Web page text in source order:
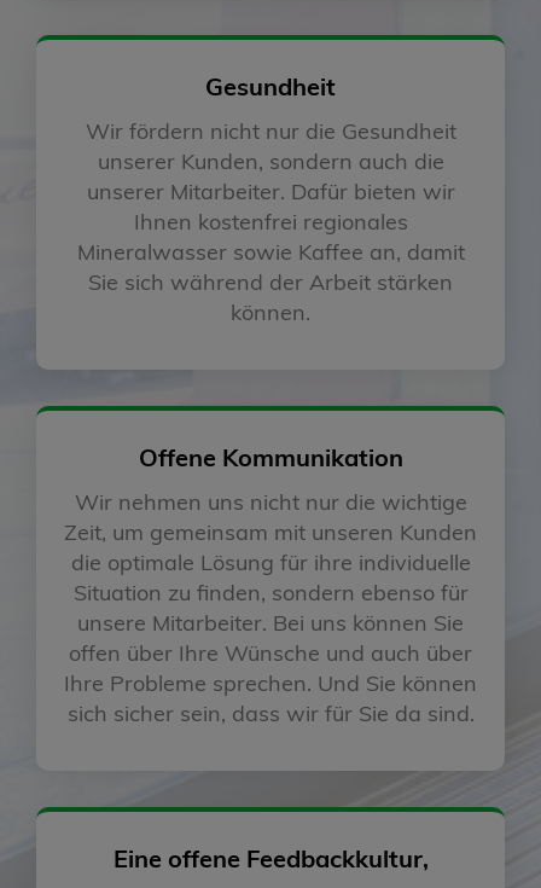
Gesundheit
Wir fördern nicht nur die Gesundheit
unserer Kunden, sondern auch die
unserer Mitarbeiter. Dafür bieten wir
Ihnen kostenfrei regionales
Mineralwasser sowie Kaffee an, damit
Sie sich während der Arbeit stärken
können.
Offene Kommunikation
Wir nehmen uns nicht nur die wichtige
Zeit, um gemeinsam mit unseren Kunden
die optimale Lösung für ihre individuelle
Situation zu finden, sondern ebenso für
unsere Mitarbeiter. Bei uns können Sie
offen über Ihre Wünsche und auch über
Ihre Probleme sprechen. Und Sie können
sich sicher sein, dass wir für Sie da sind.
Eine offene Feedbackkultur,